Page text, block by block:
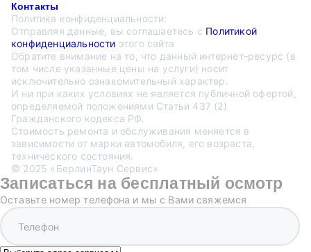
Контакты
Политика конфиденциальности:
Отправляя данные, вы соглашаетесь с Политикой
конфиденциальности этого сайта
Обратите внимание на то, что данный интернет-ресурс (в
том числе указанные цены на услуги) носит
исключительно ознакомительный характер.
И ни при каких условиях не является публичной офертой,
определяемой положениями Статьи 437 (2)
Гражданского кодекса РФ.
Стоимость ремонта и обслуживания меняется в
зависимости от марки автомобиля, его возраста,
технического состояния.
© 2025 «БерлинТаун Сервис»
Записаться на бесплатный осмотр
Оставьте номер телефона и мы с Вами свяжемся